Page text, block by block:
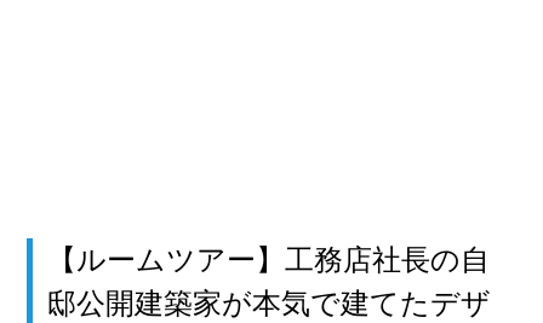
【ルームツアー】工務店社長の自
邸公開建築家が本気で建てたデザ